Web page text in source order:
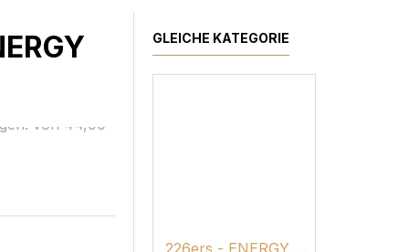
von 44,00
GLEICHE KATEGORIE